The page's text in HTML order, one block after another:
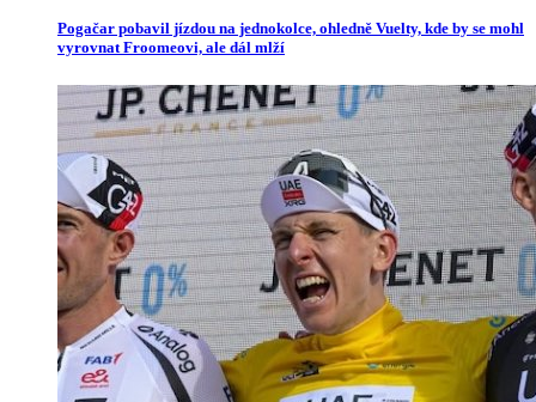
Pogačar pobavil jízdou na jednokolce, ohledně Vuelty, kde by se mohl
vyrovnat Froomeovi, ale dál mlží